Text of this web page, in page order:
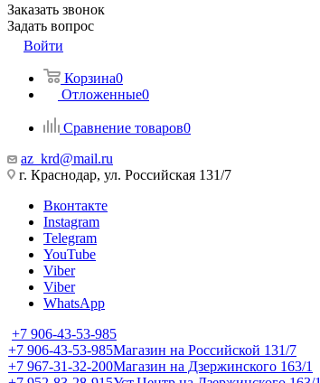
Заказать звонок
Задать вопрос
Войти
Корзина0
Отложенные0
Сравнение товаров0
az_krd@mail.ru
г. Краснодар, ул. Российская 131/7
Вконтакте
Instagram
Telegram
YouTube
Viber
Viber
WhatsApp
+7 906-43-53-985
+7 906-43-53-985Магазин на Российской 131/7
+7 967-31-32-200Магазин на Дзержинского 163/1